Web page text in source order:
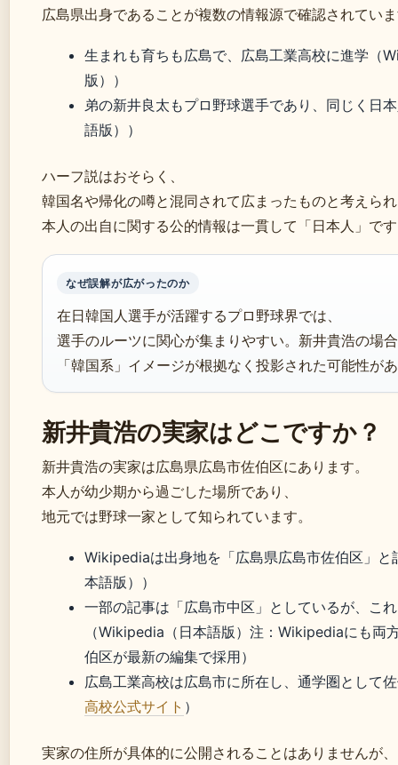
広島県出身であることが複数の情報源で確認されてい
生まれも育ちも広島で、広島工業高校に進学（
版））
弟の新井良太もプロ野球選手であり、同じく日
語版））
ハーフ説はおそらく、
韓国名や帰化の噂と混同されて広まったものと考えら
本人の出自に関する公的情報は一貫して「日本人」で
なぜ誤解が広がったのか
在日韓国人選手が活躍するプロ野球界では、
選手のルーツに関心が集まりやすい。新井貴浩の場
「韓国系」イメージが根拠なく投影された可能性が
新井貴浩の実家はどこですか？
新井貴浩の実家は広島県広島市佐伯区にあります。
本人が幼少期から過ごした場所であり、
地元では野球一家として知られています。
Wikipediaは出身地を「広島県広島市佐伯区」
本語版））
一部の記事は「広島市中区」としているが、こ
（Wikipedia（日本語版）注：Wikipediaにも両
伯区が最新の編集で採用）
広島工業高校は広島市に所在し、通学圏として
高校公式サイト ）
実家の住所が具体的に公開されることはありませんが、